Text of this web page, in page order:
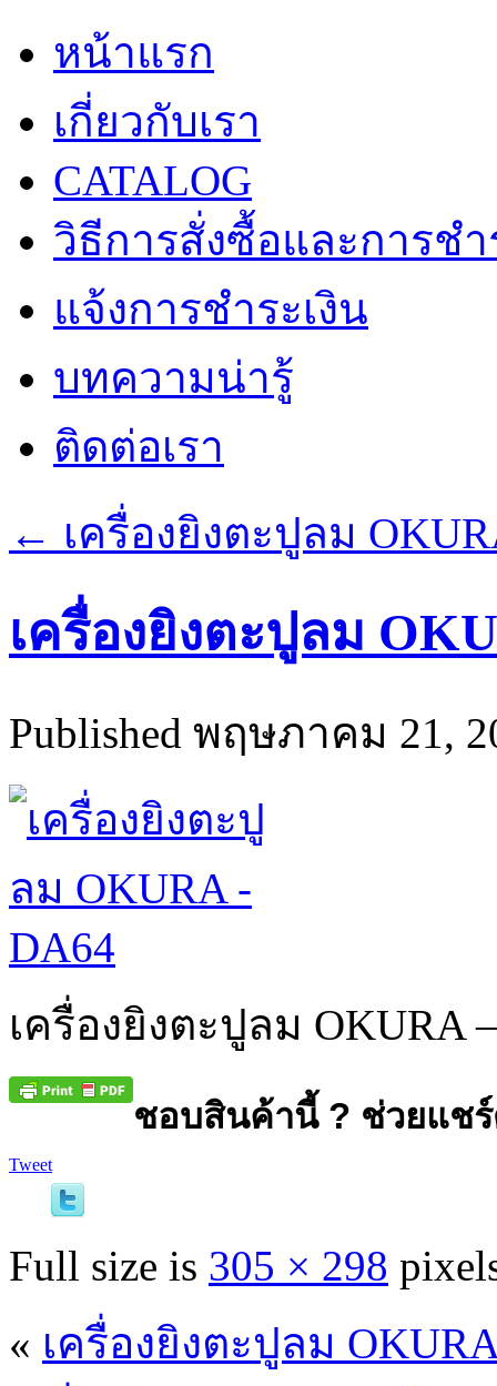
หน้าแรก
เกี่ยวกับเรา
CATALOG
วิธีการสั่งซื้อและการชำ
แจ้งการชำระเงิน
บทความน่ารู้
ติดต่อเรา
← เครื่องยิงตะปูลม
เครื่องยิงตะปูลม
Published พฤษภาคม 21,
เครื่องยิงตะปูลม OKURA
ชอบสินค้านี้ ? ช่วยแช
Tweet
Full size is 305 × 298
« เครื่องยิงตะปูลม